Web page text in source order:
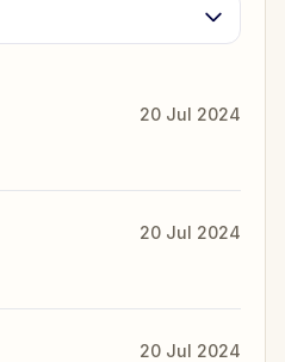
20 Jul 2024
20 Jul 2024
20 Jul 2024